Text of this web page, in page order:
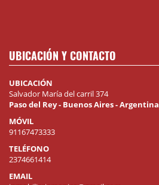
UBICACIÓN Y CONTACTO
UBICACIÓN
Salvador María del carril 374
Paso del Rey - Buenos Aires - Argentina
MÓVIL
91167473333
TELÉFONO
2374661414
EMAIL